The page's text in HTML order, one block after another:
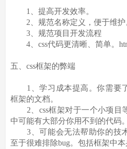
1、提高开发效率。
2、规范名称定义，便于维护
3、规范项目开发流程
4、css代码更清晰、简单。
五、css框架的弊端
1、学习成本提高。你需要
框架的文档。
2、css框架对于一个小项目
中可能有大部分你用不到的代码。
3、可能会无法帮助你的技
至于很难排除bug。包括框架中本